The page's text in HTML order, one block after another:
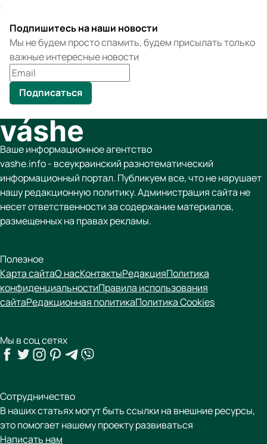
Подпишитесь на наши новости
Мы не будем просто спамить, будем присылать только
важные интересные новости
Подписаться
Ваше информационное агентство
vashe.info - всеукраинский разнотематический
информационный портал. Публикуем все, что не нарушает
нашу редакционную политику. Администрация сайта не
несет ответственности за содержание материалов,
размещенных на правах рекламы.
Полезное
Карта сайтаО насКонтактыРедакцияПолитика
конфиденциальностиПравила использования
сайтаРедакционная политикаПолитика Cookies
Мы в соц сетях
Сотрудничество
В наших статьях могут быть ссылки на внешние ресурсы,
это помогает нашему проекту развиваться
Написать нам